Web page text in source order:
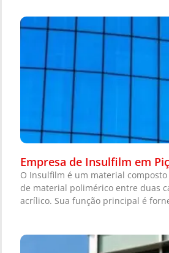
Empresa de Insulfilm em
O Insulfilm é um material
de material polimérico entre duas
acrílico. Sua função principal é